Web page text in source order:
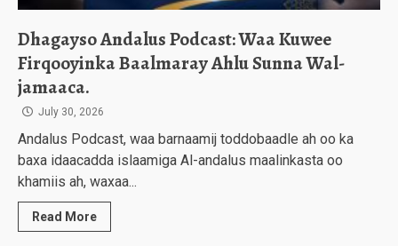
Dhagayso Andalus Podcast: Waa Kuwee
Firqooyinka Baalmaray Ahlu Sunna Wal-
jamaaca.
July 30, 2026
Andalus Podcast, waa barnaamij toddobaadle ah oo ka
baxa idaacadda islaamiga Al-andalus maalinkasta oo
khamiis ah, waxaa...
Read More